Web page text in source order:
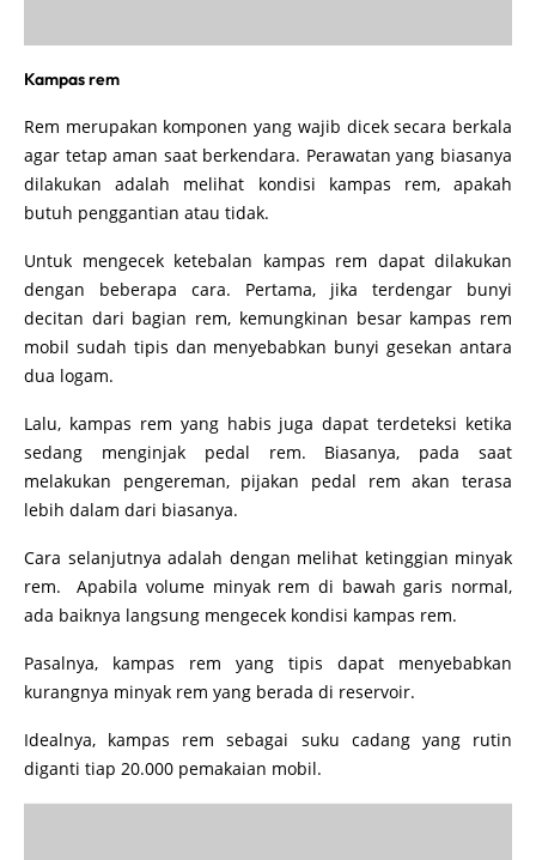
Kampas rem
Rem merupakan komponen yang wajib dicek secara berkala
agar tetap aman saat berkendara. Perawatan yang biasanya
dilakukan adalah melihat kondisi kampas rem, apakah
butuh penggantian atau tidak.
Untuk mengecek ketebalan kampas rem dapat dilakukan
dengan beberapa cara. Pertama, jika terdengar bunyi
decitan dari bagian rem, kemungkinan besar kampas rem
mobil sudah tipis dan menyebabkan bunyi gesekan antara
dua logam.
Lalu, kampas rem yang habis juga dapat terdeteksi ketika
sedang menginjak pedal rem. Biasanya, pada saat
melakukan pengereman, pijakan pedal rem akan terasa
lebih dalam dari biasanya.
Cara selanjutnya adalah dengan melihat ketinggian minyak
rem. Apabila volume minyak rem di bawah garis normal,
ada baiknya langsung mengecek kondisi kampas rem.
Pasalnya, kampas rem yang tipis dapat menyebabkan
kurangnya minyak rem yang berada di reservoir.
Idealnya, kampas rem sebagai suku cadang yang rutin
diganti tiap 20.000 pemakaian mobil.